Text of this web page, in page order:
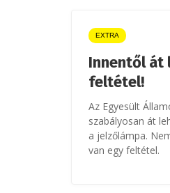
EXTRA
Innentől át
feltétel!
Az Egyesült
szabályosan át
a jelzőlámpa.
van egy feltétel.